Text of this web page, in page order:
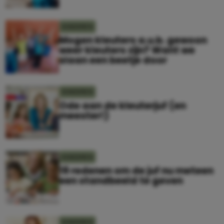
Mogen kleuters a.u.b. gewoon
weer kleuters zijn? Want we
slaan een beetje door
Ode aan de kleuterjuf (en
meester!)
19 redenen om de juf nu meteen
een standbeeld te geven